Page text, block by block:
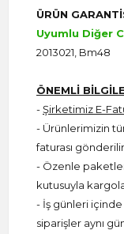
ÜRÜN
Uyumlu Diğer
2013021, Bm48
ÖNEMLİ
-Şirketimiz E-
- Ürünlerimizin
faturası gönderilir.
- Özenle
kutusuyla
- İş günleri içinde
siparişler aynı